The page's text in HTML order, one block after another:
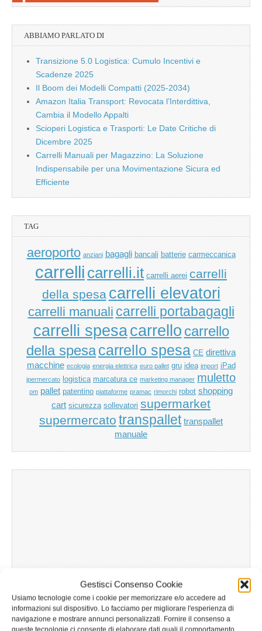
Gestisci Consenso Cookie
Usiamo tecnologie come i cookie per memorizzare e/o accedere ad
informazioni sul dispositivo. Lo facciamo per migliorare l'esperienza di
navigazione e mostrare annunci personalizzati. Fornire il consenso a
ABBIAMO PARLATO DI
Transizione 5.0 Logistica: Cumulo Incentivi e
Scadenze 2025
Il Boom dei Modelli Compatti (2025-2034)
Amazon Italia Transport: Revocata l’Interdittiva,
Cambia il Modello Appalti
Scioperi Logistica e Trasporti: Le Date Critiche di
Dicembre 2025
Carrelli Manuali per Magazzino: La Soluzione
Indispensabile per una Movimentazione Sicura ed
Efficiente
TAG
aeroporto anziani bagagli bancali batterie carmeccanica
carrelli carrelli.it carrelli aerei carrelli
della spesa carrelli elevatori
carrelli manuali carrelli portabagagli
carrelli spesacarrello carrello
della spesacarrello spesa CE direttiva
macchine ecologia energia elettrica euro pallet gru idea import iPad
ipermercato logistica marcatura ce marketing manager muletto
om pallet patentino piattaforme pramac rimorchi robot shopping
cart sicurezza sollevatori supermarket
supermercato transpallet transpallet
manuale